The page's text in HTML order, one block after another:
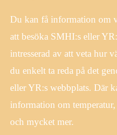
Du kan få information om
att besöka SMHI:s eller
intresserad av att veta hur
du enkelt ta reda på det
eller YR:s webbplats. Där
information om
och mycket mer.